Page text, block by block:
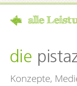
alle
Konzepte,